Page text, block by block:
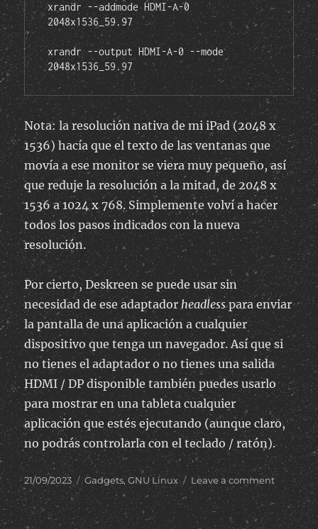
xrandr --addmode HDMI-A-0
2048x1536_59.97
xrandr --output HDMI-A-0 --mode
2048x1536_59.97
Nota: la resolución nativa de mi iPad (2048 x
1536) hacía que el texto de las ventanas que
movía a ese monitor se viera muy pequeño, así
que reduje la resolución a la mitad, de 2048 x
1536 a 1024 x 768. Simplemente volví a hacer
todos los pasos indicados con la nueva
resolución.
Por cierto, Deskreen se puede usar sin
necesidad de ese adaptador headlesspara enviar
la pantalla de una aplicación a cualquier
dispositivo que tenga un navegador. Así que si
no tienes el adaptador o no tienes una salida
HDMI / DP disponible también puedes usarlo
para mostrar en una tableta cualquier
aplicación que estés ejecutando (aunque claro,
no podrás controlarla con el teclado / ratón).
Posted
on
21/09/2023 Categories
Gadgets,GNU Linux Leave a commenton
Añadir
una